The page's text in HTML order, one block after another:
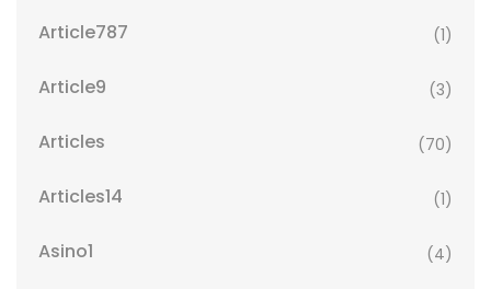
Article787 (1)
Article9 (3)
Articles (70)
Articles14 (1)
Asino1 (4)